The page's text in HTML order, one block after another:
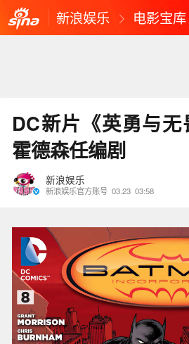
新浪娱乐 电影宝库
DC新片《英勇与
霍德森任编剧
新浪娱乐
新浪娱乐官方账号 03.23 03:58